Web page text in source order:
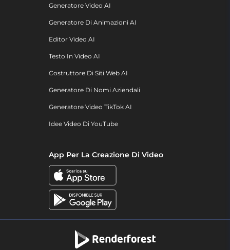
Generatore Video AI
Generatore Di Animazioni AI
Editor Video AI
Testo In Video AI
Costruttore Di Siti Web AI
Generatore Di Nomi Aziendali
Generatore Video TikTok AI
Idee Video Di YouTube
App Per La Creazione Di Video